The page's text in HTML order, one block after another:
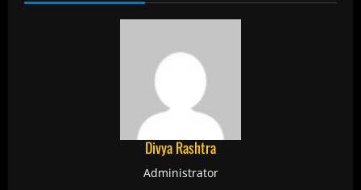
Divya Rashtra
Administrator